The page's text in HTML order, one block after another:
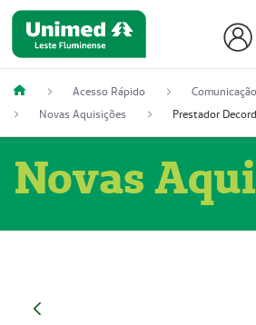
Acesso Rápido
Comunicação
Novas Aquisições
Novas